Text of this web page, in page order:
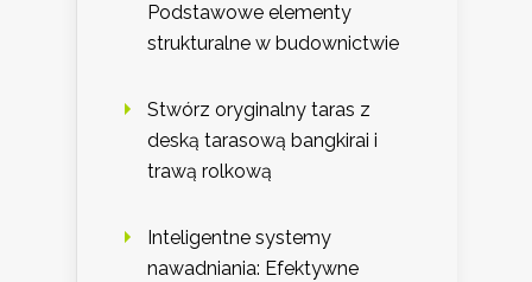
Podstawowe elementy
strukturalne w budownictwie
Stwórz oryginalny taras z
deską tarasową bangkirai i
trawą rolkową
Inteligentne systemy
nawadniania: Efektywne